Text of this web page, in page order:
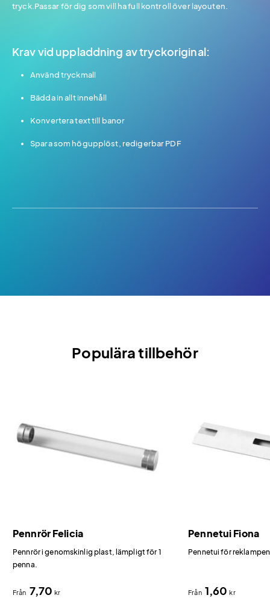
tryck.Passar för dig som vill ha full kontroll över layouten.
Krav vid uppladdning av tryckoriginal:
Använd tryckmall
Bädda in allt innehåll
Konvertera text till banor
Spara som högupplöst, redigerbar PDF
Populära tillbehör
Pennrör Felicia
Pennrör i genomskinlig plast, lämpligt för 1
penna.
Från 7,70kr
Pennetui Fiona
Pennetui för
Från 1,60kr